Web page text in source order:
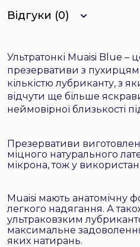
Відгуки (0)
Ультратонкі Muaisi Blue –
презервативи з
кількістю лубриканту, з
відчути ще більше
неймовірної близькості
Презервативи
міцного натурального
мікрона, тож у
Muaisi мають анатомічну
легкого надягання. А
ультраковзким
максимальне
яких натирань.